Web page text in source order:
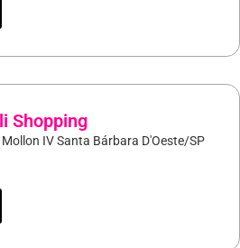
Shopping
IV Santa Bárbara D'Oeste/SP